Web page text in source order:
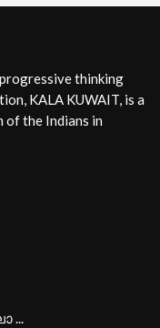
thinking
KALA KUWAIT, is a
of the Indians in
...